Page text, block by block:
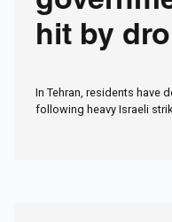
hit by
In Tehran, residents have
following heavy Israeli